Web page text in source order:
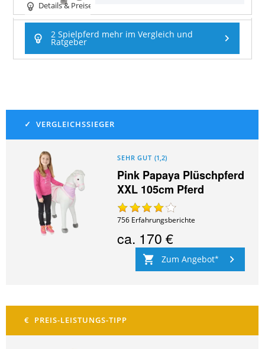
Details & Preise
2 Spielpferd mehr im Vergleich und
Ratgeber
SEHR GUT (1,2)
Pink Papaya Plüschpferd
XXL 105cm Pferd
756 Erfahrungsberichte
ca. 170 €
Zum Angebot